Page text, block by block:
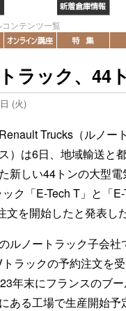
ンテンツ一覧
ラック、44
(火)
Renault Trucks（ルノー
）は6日、地域輸送と
新しい44トンの大型電
ック「E-Tech T」と「
文を開始したと発表した
ルノートラック子会社
ラックの予約注文を
年末にフランスのブ
ある工場で生産開始予